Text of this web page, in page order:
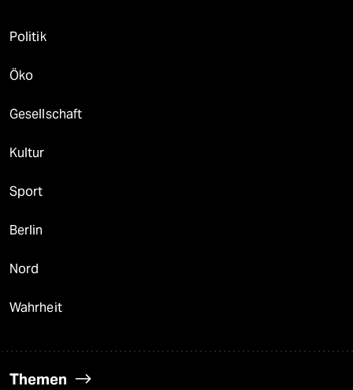
Politik
Öko
Gesellschaft
Kultur
Sport
Berlin
Nord
Wahrheit
Themen